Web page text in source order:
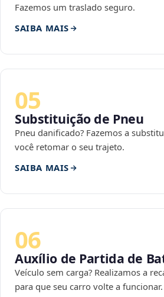
Fazemos um traslado seguro.
SAIBA MAIS
05
Substituição de Pneu
Pneu danificado? Fazemos a
você retomar o seu trajeto.
SAIBA MAIS
06
Auxílio de Partida de
Veículo sem carga? Realizamos a
para que seu carro volte a funcionar.